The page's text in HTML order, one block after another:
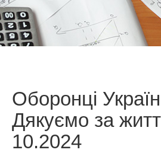
Оборонці
Дякуємо за
10.2024